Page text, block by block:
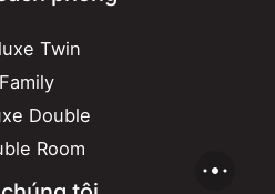
Twin
Family
Double
Room